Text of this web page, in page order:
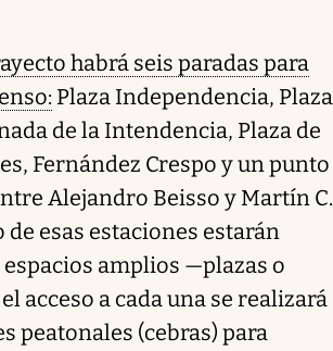
habrá seis paradas para
Plaza Independencia, Plaza
de la Intendencia, Plaza de
Fernández Crespo y un punto
Alejandro Beisso y Martín C.
de esas estaciones estarán
amplios —plazas o
acceso a cada una se realizará
peatonales (cebras) para